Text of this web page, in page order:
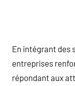
En intégrant des
entreprises
répondant aux